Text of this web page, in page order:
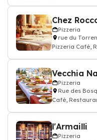
Chez
Pizzeria
rue du
Pizzeria Café,
Vecchia
Pizzeria
Rue des
Café,
l'Armailli
Pizzeria